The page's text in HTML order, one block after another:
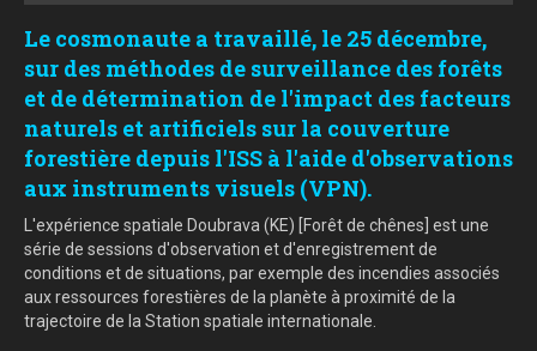
Le cosmonaute a travaillé, le 25 décembre,
sur des méthodes de surveillance des forêts
et de détermination de l'impact des facteurs
naturels et artificiels sur la couverture
forestière depuis l'ISS à l'aide d'observations
aux instruments visuels (VPN).
L'expérience spatiale Doubrava (KE) [Forêt de chênes] est une
série de sessions d'observation et d'enregistrement de
conditions et de situations, par exemple des incendies associés
aux ressources forestières de la planète à proximité de la
trajectoire de la Station spatiale internationale.